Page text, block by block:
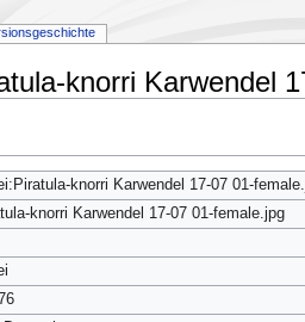
knorri Karwendel
knorri Karwendel 17-07 01-
knorri Karwendel 17-07 01-female.jpg